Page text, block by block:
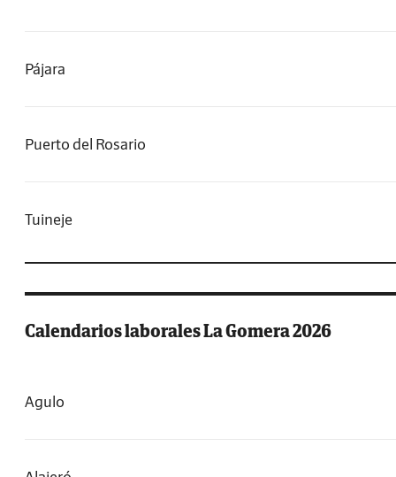
Pájara
Puerto del Rosario
Tuineje
Calendarios laborales La Gomera 2026
Agulo